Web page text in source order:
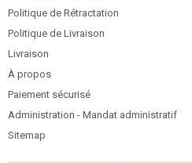
Politique de Rétractation
Politique de Livraison
Livraison
À propos
Paiement sécurisé
Administration - Mandat administratif
Sitemap